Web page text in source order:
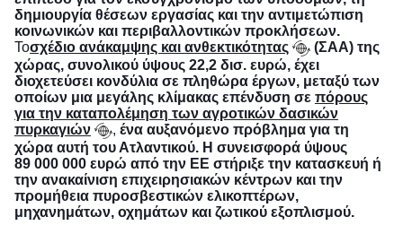
δημιουργία θέσεων εργασίας και την αντιμετώπιση
κοινωνικών και περιβαλλοντικών προκλήσεων.
Τοσχέδιο ανάκαμψης και ανθεκτικότητας
(ΣΑΑ) της
χώρας, συνολικού ύψους 22,2 δισ. ευρώ, έχει
διοχετεύσει κονδύλια σε πληθώρα έργων, μεταξύ των
οποίων μια μεγάλης κλίμακας επένδυση σε πόρους
για την καταπολέμηση των αγροτικών δασικών
πυρκαγιών
, ένα αυξανόμενο πρόβλημα για τη
χώρα αυτή του Ατλαντικού. Η συνεισφορά ύψους
89 000 000 ευρώ από την ΕΕ στήριξε την κατασκευή ή
την ανακαίνιση επιχειρησιακών κέντρων και την
προμήθεια πυροσβεστικών ελικοπτέρων,
μηχανημάτων, οχημάτων και ζωτικού εξοπλισμού.